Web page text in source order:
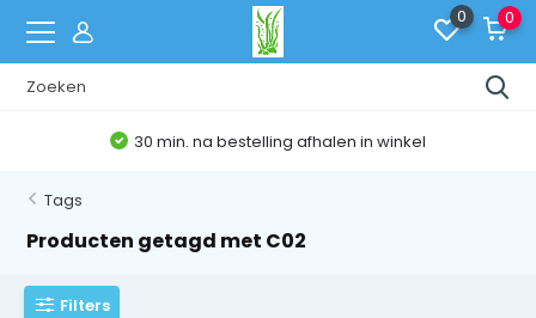
0 0
30 min. na bestelling afhalen in winkel
Tags
Producten getagd met C02
Filters